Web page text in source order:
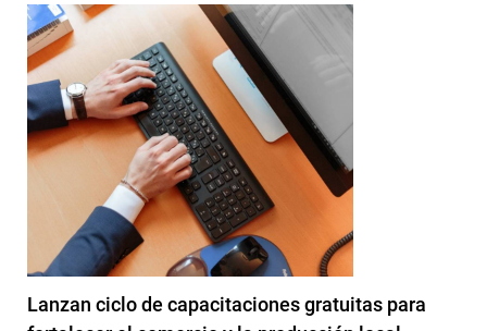
Lanzan ciclo de capacitaciones gratuitas para